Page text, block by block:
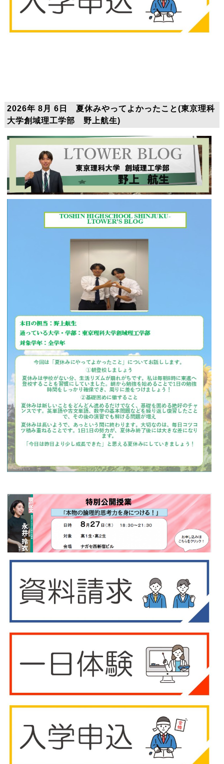
2026年 8月 6日 夏休みやってよかったこと(東京理科
大学創域理工学部 野上航生)